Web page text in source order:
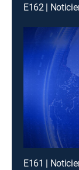
E162 |
E161 |